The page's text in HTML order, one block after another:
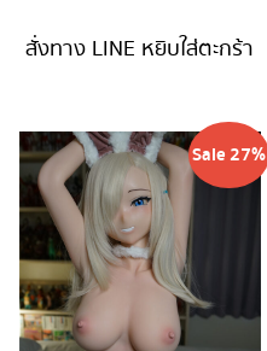
สั่งทาง LINE หยิบใส่ตะกร้า
Sale 27%